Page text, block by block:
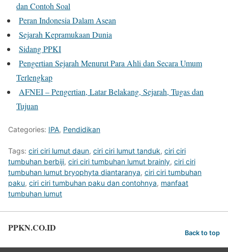
dan Contoh Soal
Peran Indonesia Dalam Asean
Sejarah Kepramukaan Dunia
Sidang PPKI
Pengertian Sejarah Menurut Para Ahli dan Secara Umum
Terlengkap
AFNEI – Pengertian, Latar Belakang, Sejarah, Tugas dan
Tujuan
Categories: IPA, Pendidikan
Tags: ciri ciri lumut daun, ciri ciri lumut tanduk, ciri ciri
tumbuhan berbiji, ciri ciri tumbuhan lumut brainly, ciri ciri
tumbuhan lumut bryophyta diantaranya, ciri ciri tumbuhan
paku, ciri ciri tumbuhan paku dan contohnya, manfaat
tumbuhan lumut
PPKN.CO.ID Back to top